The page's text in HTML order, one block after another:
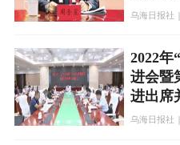
乌海日报社
2022年
进会暨
进出席
乌海日报社